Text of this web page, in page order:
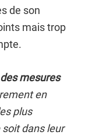
de son
mais trop
mesures
en
plus
dans leur